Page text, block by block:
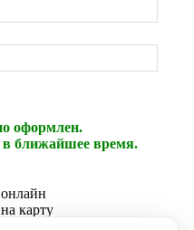
оформлен.
ближайшее время.
карту